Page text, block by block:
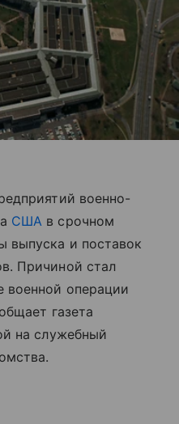
военно-
США в срочном
выпуска и поставок
Причиной стал
военной операции
газета
на служебный